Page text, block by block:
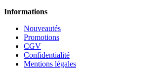
Informations
Nouveautés
Promotions
CGV
Confidentialité
Mentions légales